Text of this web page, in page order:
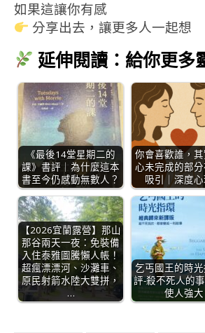
如果這讓你有感
分享出去，讓更多人一起想
延伸閱讀：給你更多
《最後14堂星期二的
課》書評｜為什麼這本
書至今仍感動無數人？
你會喜歡誰，
心未完成的部
吸引｜深度
【2026宜蘭露營】那山
那谷兩天一夜：免裝備
入住泰雅圖騰懶人帳！
超瘋漂漂河、沙灘車、
原民射箭水陸大雙拼，
…
乞丐國王的時
評-殺不死人的
使人強大